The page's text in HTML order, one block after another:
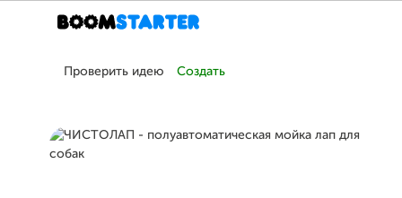
Проверить идею Создать